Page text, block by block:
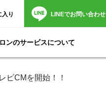
入り LINEでお問い合わせ
ンのサービスについて
ビCMを開始！！